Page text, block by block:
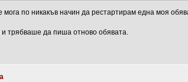
мога по никакъв начин да рестартирам една моя
и трябваше да пиша отново обявата.